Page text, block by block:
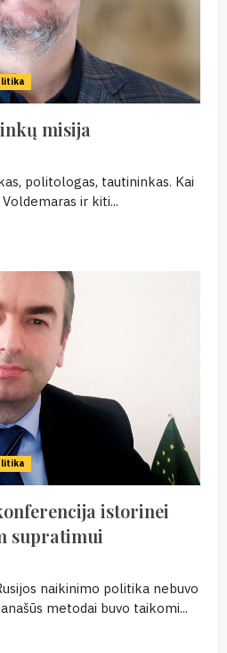
misija
politologas, tautininkas. Kai
ir kiti...
istorinei
supratimui
naikinimo politika nebuvo
metodai buvo taikomi...